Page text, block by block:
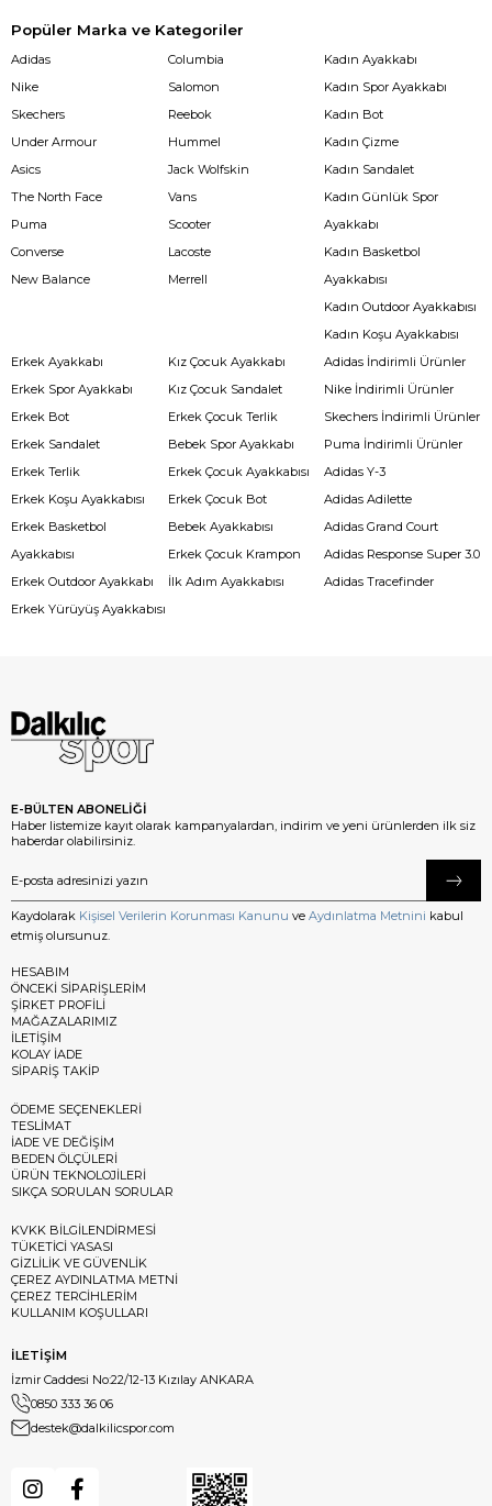
Popüler Marka ve Kategoriler
Adidas
Nike
Skechers
Under Armour
Asics
The North Face
Puma
Converse
New Balance
Columbia
Salomon
Reebok
Hummel
Jack Wolfskin
Vans
Scooter
Lacoste
Merrell
Kadın Ayakkabı
Kadın Spor Ayakkabı
Kadın Bot
Kadın Çizme
Kadın Sandalet
Kadın Günlük Spor
Ayakkabı
Kadın Basketbol
Ayakkabısı
Kadın Outdoor Ayakkabısı
Kadın Koşu Ayakkabısı
Erkek Ayakkabı
Erkek Spor Ayakkabı
Erkek Bot
Erkek Sandalet
Erkek Terlik
Erkek Koşu Ayakkabısı
Erkek Basketbol
Ayakkabısı
Erkek Outdoor Ayakkabı
Erkek Yürüyüş Ayakkabısı
Kız Çocuk Ayakkabı
Kız Çocuk Sandalet
Erkek Çocuk Terlik
Bebek Spor Ayakkabı
Erkek Çocuk Ayakkabısı
Erkek Çocuk Bot
Bebek Ayakkabısı
Erkek Çocuk Krampon
İlk Adım Ayakkabısı
Adidas İndirimli Ürünler
Nike İndirimli Ürünler
Skechers İndirimli Ürünler
Puma İndirimli Ürünler
Adidas Y-3
Adidas Adilette
Adidas Grand Court
Adidas Response Super 3.0
Adidas Tracefinder
E-BÜLTEN ABONELİĞİ
Haber listemize kayıt olarak kampanyalardan, indirim ve yeni ürünlerden ilk siz
haberdar olabilirsiniz.
Kaydolarak Kişisel Verilerin Korunması Kanunu ve Aydınlatma Metnini kabul
etmiş olursunuz.
HESABIM
ÖNCEKİ SİPARİŞLERİM
ŞİRKET PROFİLİ
MAĞAZALARIMIZ
İLETİŞİM
KOLAY İADE
SİPARİŞ TAKİP
ÖDEME SEÇENEKLERİ
TESLİMAT
İADE VE DEĞİŞİM
BEDEN ÖLÇÜLERİ
ÜRÜN TEKNOLOJİLERİ
SIKÇA SORULAN SORULAR
KVKK BİLGİLENDİRMESİ
TÜKETİCİ YASASI
GİZLİLİK VE GÜVENLİK
ÇEREZ AYDINLATMA METNİ
ÇEREZ TERCİHLERİM
KULLANIM KOŞULLARI
İLETİŞİM
İzmir Caddesi No:22/12-13 Kızılay ANKARA
0850 333 36 06
destek@dalkilicspor.com